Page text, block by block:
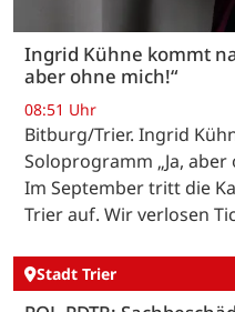
Ingrid Kühne kommt
aber ohne mich!“
08:51 Uhr
Bitburg/Trier. Ingrid
Soloprogramm „Ja, aber
Im September tritt die
Trier auf. Wir verlosen
Stadt Trier